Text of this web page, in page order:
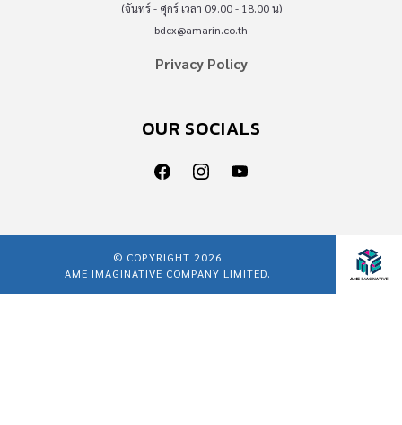
(จันทร์ - ศุกร์ เวลา 09.00 - 18.00 น)
bdcx@amarin.co.th
Privacy Policy
OUR SOCIALS
© COPYRIGHT 2026
AME IMAGINATIVE COMPANY LIMITED.